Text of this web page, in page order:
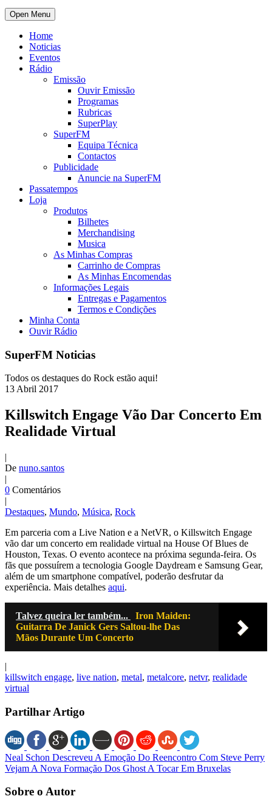
Open Menu
Home
Noticias
Eventos
Rádio
Emissão
Ouvir Emissão
Programas
Rubricas
SuperPlay
SuperFM
Equipa Técnica
Contactos
Publicidade
Anuncie na SuperFM
Passatempos
Loja
Produtos
Bilhetes
Merchandising
Musica
As Minhas Compras
Carrinho de Compras
As Minhas Encomendas
Informações Legais
Entregas e Pagamentos
Termos e Condições
Minha Conta
Ouvir Rádio
SuperFM Noticias
Todos os destaques do Rock estão aqui!
13Abril 2017
Killswitch Engage Vão Dar Concerto Em
Realidade Virtual
|
De nuno.santos
|
0 Comentários
|
Destaques, Mundo, Música, Rock
Em parceria com a Live Nation e a NetVR, o Killswitch Engage
vão dar um concerto em realidade virtual na House Of Blues de
Houston, Texas. O evento acontece na próxima segunda-feira. Os
fãs que possuírem a tecnologia Google Daydream e Samsung Gear,
além de um smartphone compatível, poderão desfrutar da
experiência. Mais detalhes aqui.
Talvez queira ler também...
Iron Maiden:
Guitarra De Janick Gers Saltou-lhe Das
Mãos Durante Um Concerto
|
killswitch engage, live nation, metal, metalcore, netvr, realidade
virtual
Partilhar Artigo
Neal Schon Descreveu A Emoção Do Reencontro Com Steve Perry
Vejam A Nova Formação Dos Ghost A Tocar Em Bruxelas
Sobre o Autor